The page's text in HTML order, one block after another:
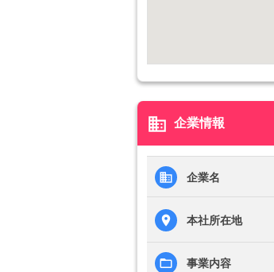
business 企業情報
企業名
本社所在地
事業内容